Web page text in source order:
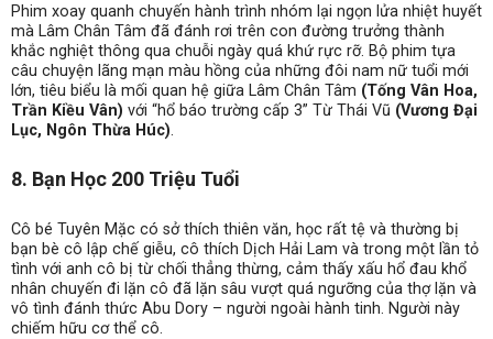
Phim xoay quanh chuyến hành trình nhóm lại ngọn lửa nhiệt huyết
mà Lâm Chân Tâm đã đánh rơi trên con đường trưởng thành
khắc nghiệt thông qua chuỗi ngày quá khứ rực rỡ. Bộ phim tựa
câu chuyện lãng mạn màu hồng của những đôi nam nữ tuổi mới
lớn, tiêu biểu là mối quan hệ giữa Lâm Chân Tâm (Tống Vân Hoa,
Trần Kiều Vân) với “hổ báo trường cấp 3” Từ Thái Vũ (Vương Đại
Lục, Ngôn Thừa Húc).
8. Bạn Học 200 Triệu Tuổi
Cô bé Tuyên Mặc có sở thích thiên văn, học rất tệ và thường bị
bạn bè cô lập chế giễu, cô thích Dịch Hải Lam và trong một lần tỏ
tình với anh cô bị từ chối thẳng thừng, cảm thấy xấu hổ đau khổ
nhân chuyến đi lặn cô đã lặn sâu vượt quá ngưỡng của thợ lặn và
vô tình đánh thức Abu Dory – người ngoài hành tinh. Người này
chiếm hữu cơ thể cô.